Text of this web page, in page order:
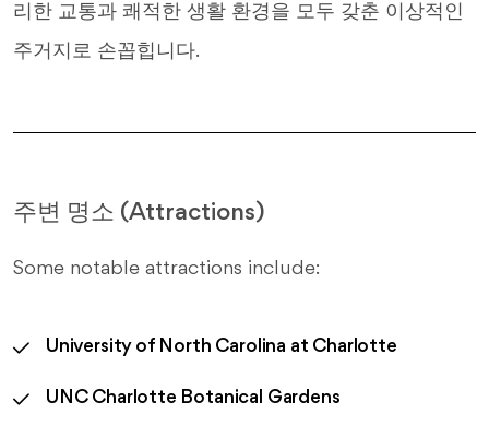
리한 교통과 쾌적한 생활 환경을 모두 갖춘 이상적인
주거지로 손꼽힙니다.
주변 명소 (Attractions)
Some notable attractions include:
University of North Carolina at Charlotte
UNC Charlotte Botanical Gardens